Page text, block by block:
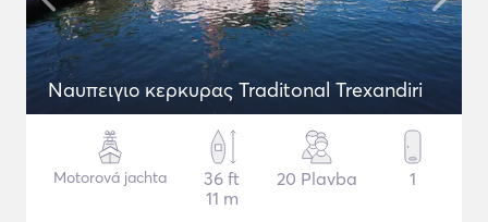
Naυπειγιο κερκυρας Traditonal Trexandiri
Motorová jachta
36 ft
11 m
20 Plavba 1